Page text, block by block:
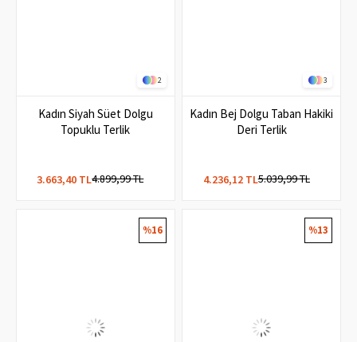
2
Kadın Siyah Süet Dolgu
Topuklu Terlik
3.663,40 TL4.899,99 TL
3
Kadın Bej Dolgu Taban Hakiki
Deri Terlik
4.236,12 TL5.039,99 TL
%16 %13